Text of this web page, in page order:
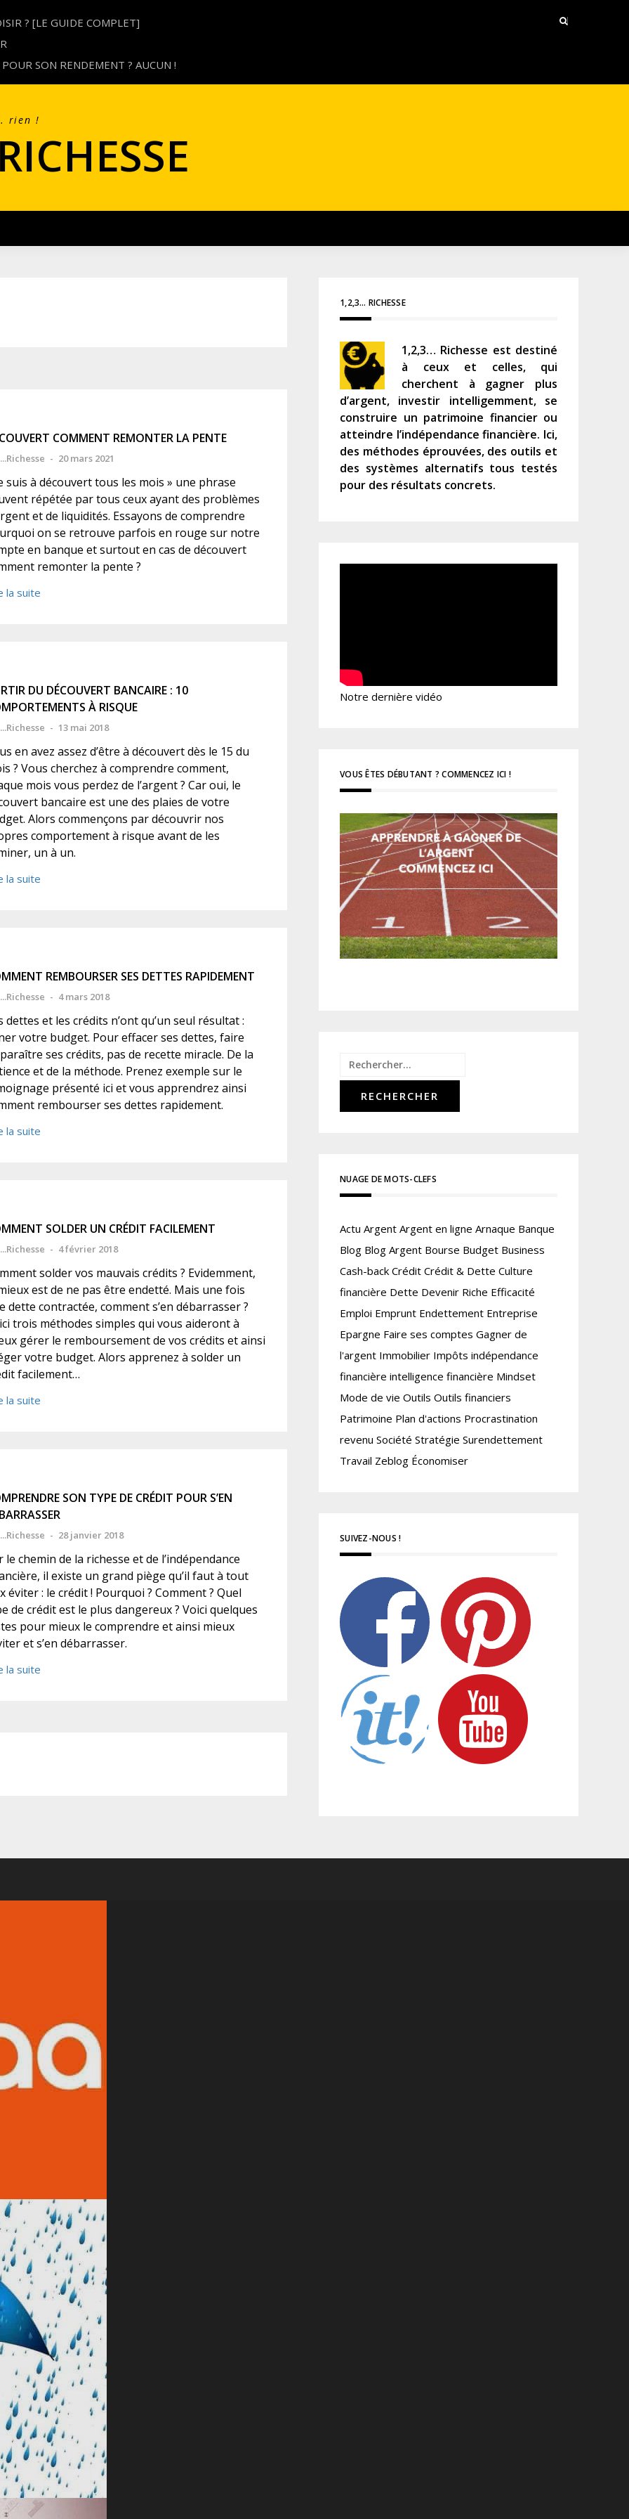
? [LE GUIDE COMPLET]
SON RENDEMENT ? AUCUN !
rien !
COMMENT REMONTER LA PENTE
- 20 mars 2021
suis à découvert tous les mois » une phrase
répétée par tous ceux ayant des problèmes
et de liquidités. Essayons de comprendre
on se retrouve parfois en rouge sur notre
en banque et surtout en cas de découvert
remonter la pente ?
la suite
DU DÉCOUVERT BANCAIRE : 10
À RISQUE
- 13 mai 2018
en avez assez d’être à découvert dès le 15 du
? Vous cherchez à comprendre comment,
mois vous perdez de l’argent ? Car oui, le
bancaire est une des plaies de votre
Alors commençons par découvrir nos
comportement à risque avant de les
un à un.
la suite
REMBOURSER SES DETTES RAPIDEMENT
- 4 mars 2018
dettes et les crédits n’ont qu’un seul résultat :
votre budget. Pour effacer ses dettes, faire
ses crédits, pas de recette miracle. De la
et de la méthode. Prenez exemple sur le
présenté ici et vous apprendrez ainsi
rembourser ses dettes rapidement.
la suite
SOLDER UN CRÉDIT FACILEMENT
- 4 février 2018
solder vos mauvais crédits ? Evidemment,
est de ne pas être endetté. Mais une fois
dette contractée, comment s’en débarrasser ?
trois méthodes simples qui vous aideront à
gérer le remboursement de vos crédits et ainsi
votre budget. Alors apprenez à solder un
facilement…
la suite
SON TYPE DE CRÉDIT POUR S’EN
- 28 janvier 2018
le chemin de la richesse et de l’indépendance
il existe un grand piège qu’il faut à tout
éviter : le crédit ! Pourquoi ? Comment ? Quel
de crédit est le plus dangereux ? Voici quelques
pour mieux le comprendre et ainsi mieux
et s’en débarrasser.
la suite
1,2,3… RICHESSE
1,2,3… Richesse est destiné
à ceux et celles, qui
cherchent à gagner plus
d’argent, investir intelligemment, se
construire un patrimoine financier ou
atteindre l’indépendance financière. Ici,
des méthodes éprouvées, des outils et
des systèmes alternatifs tous testés
pour des résultats concrets.
Notre dernière vidéo
VOUS ÊTES DÉBUTANT ? COMMENCEZ ICI !
Rechercher :
NUAGE DE MOTS-CLEFS
Actu Argent Argent en ligne Arnaque Banque
Blog Blog Argent Bourse Budget Business
Cash-back Crédit Crédit & Dette Culture
financière Dette Devenir Riche Efficacité
Emploi Emprunt Endettement Entreprise
Epargne Faire ses comptes Gagner de
l'argent Immobilier Impôts indépendance
financière intelligence financière Mindset
Mode de vie Outils Outils financiers
Patrimoine Plan d'actions Procrastination
revenu Société Stratégie Surendettement
Travail Zeblog Économiser
SUIVEZ-NOUS !